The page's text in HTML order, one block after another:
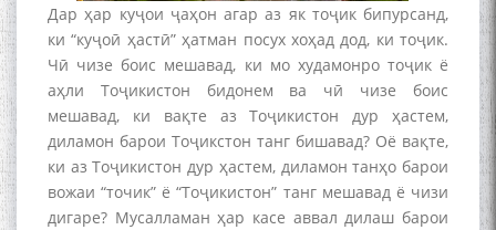
Дар ҳар куҷои ҷаҳон агар аз як тоҷик бипурсанд,
ки “куҷоӣ ҳастӣ” ҳатман посух хоҳад дод, ки тоҷик.
Чӣ чизе боис мешавад, ки мо худамонро тоҷик ё
аҳли Тоҷикистон бидонем ва чӣ чизе боис
мешавад, ки вақте аз Тоҷикистон дур ҳастем,
диламон барои Тоҷикстон танг бишавад? Оё вақте,
ки аз Тоҷикистон дур ҳастем, диламон танҳо барои
вожаи “точик” ё “Тоҷикистон” танг мешавад ё чизи
дигаре? Мусалламан ҳар касе аввал дилаш барои